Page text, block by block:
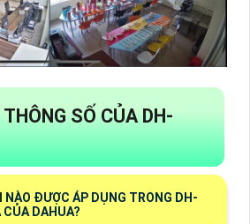
SỐ CỦA DH-
NÀO ĐƯỢC ÁP DỤNG TRONG DH-
DAHUA?